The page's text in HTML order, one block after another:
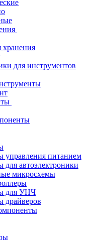
хранения
для инструментов
управления питанием
автоэлектроники
микросхемы
для УНЧ
драйверов